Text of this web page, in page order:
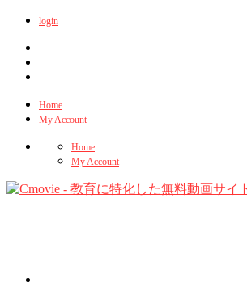
login
Home
My Account
Home
My Account